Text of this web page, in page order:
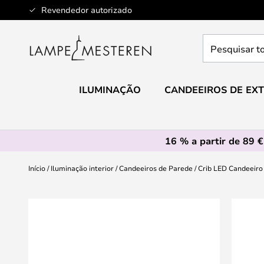
Revendedor autorizado
Ir
para
Conteúdo
toda
loja
ILUMINAÇÃO CANDEEIROS DE
16 % a partir de 89 €
Início Iluminação interior Candeeiros de Parede Crib LED